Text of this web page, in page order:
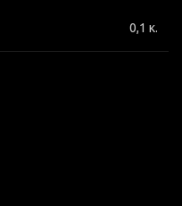
0,1 κ.